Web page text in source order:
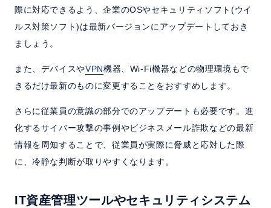
際に対応できるよう、企業のOSやセキュリティソフト(ウイ
ルス対策ソフト)は最新バージョンにアップデートしておき
ましょう。
また、デバイスやVPN機器、Wi-Fi機器などの物理環境もで
きるだけ最新のものに変更することをおすすめします。
さらに従業員の意識の部分でのアップデートも必要です。進
化するサイバー攻撃の事例やビジネスメール詐欺などの最新
情報を周知することで、従業員が実際に脅威と応対した際
に、冷静な判断が取りやすくなります。
IT資産管理ツールやセキュリティシステム